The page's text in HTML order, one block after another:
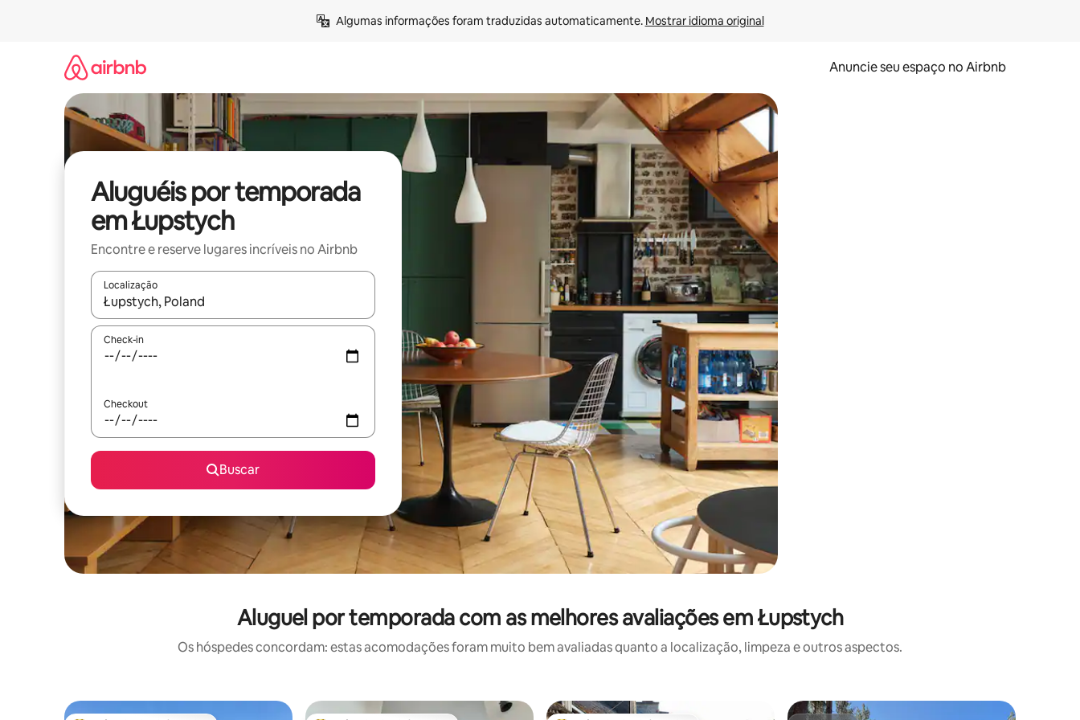
Algumas informações foram traduzidas automaticamente. Mostrar idioma original
Anuncie seu espaço no Airbnb
Aluguéis por temporada
em Łupstych
Encontre e reserve lugares incríveis no Airbnb
Localização
Quando os resultados estiverem disponíveis, explore-os usando as seta para cima e para baixo do teclado ou tocando e deslizando o dedo na tela.
Check-in
Checkout
Buscar
Aluguel por temporada com as melhores avaliações em Łupstych
Os hóspedes concordam: estas acomodações foram muito bem avaliadas quanto a localização, limpeza e outros aspectos.